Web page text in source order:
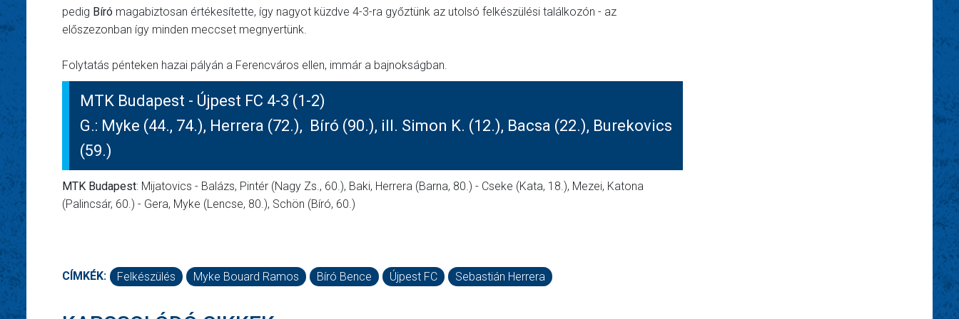
pedig Bíró magabiztosan értékesítette, így nagyot küzdve 4-3-ra győztünk az utolsó felkészülési találkozón - az
előszezonban így minden meccset megnyertünk.
Folytatás pénteken hazai pályán a Ferencváros ellen, immár a bajnokságban.
MTK Budapest - Újpest FC 4-3 (1-2)
G.: Myke (44., 74.), Herrera (72.), Bíró (90.), ill. Simon K. (12.), Bacsa (22.), Burekovics
(59.)
MTK Budapest: Mijatovics - Balázs, Pintér (Nagy Zs., 60.), Baki, Herrera (Barna, 80.) - Cseke (Kata, 18.), Mezei, Katona
(Palincsár, 60.) - Gera, Myke (Lencse, 80.), Schön (Bíró, 60.)
CÍMKÉK: Felkészülés Myke Bouard Ramos Bíró Bence Újpest FC Sebastián Herrera